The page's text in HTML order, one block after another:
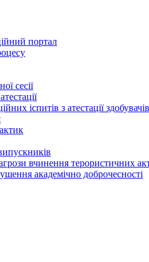
портал
сесії
іспитів з атестації здобувачів
вчинення терористичних
академічно доброчесності